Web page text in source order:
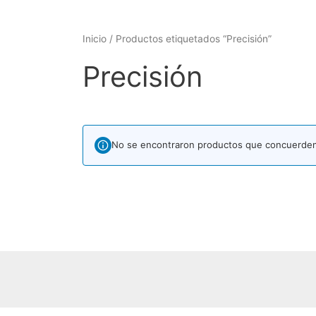
Inicio / Productos etiquetados “Precisión”
Precisión
No se encontraron productos que